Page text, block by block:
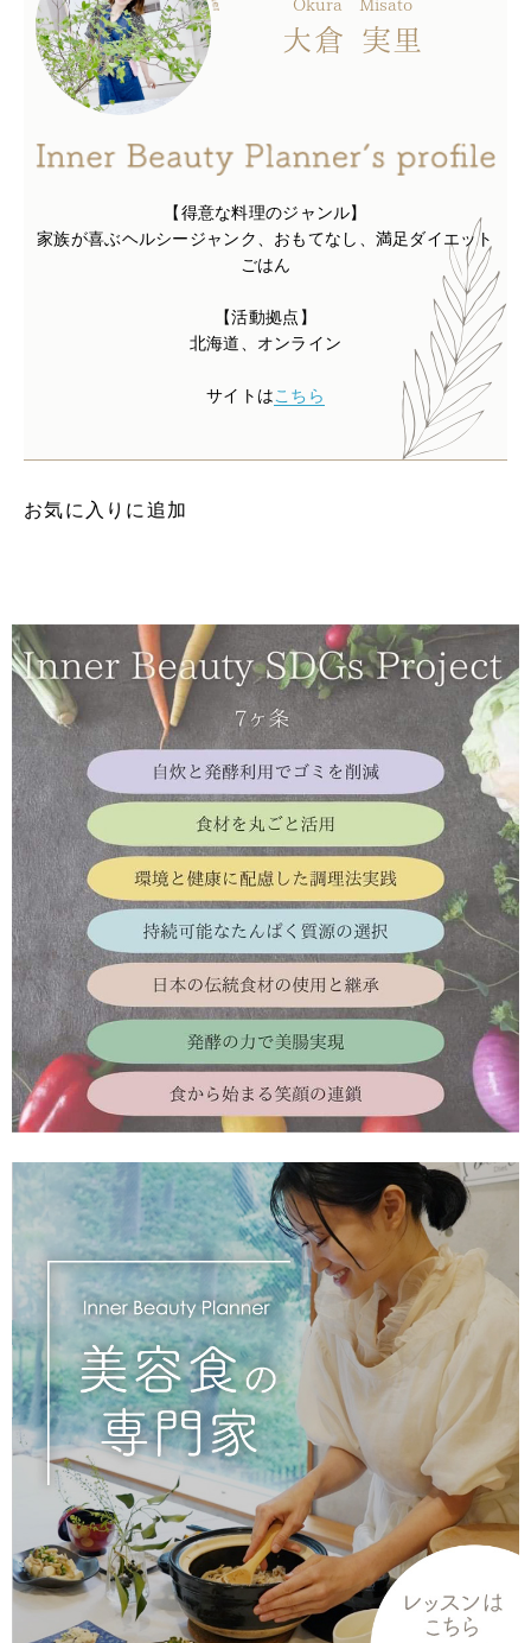
大倉 実里
【得意な料理のジャンル】
家族が喜ぶヘルシージャンク、おもてなし、満足ダイエット
ごはん
【活動拠点】
北海道、オンライン
サイトはこちら
お気に入りに追加